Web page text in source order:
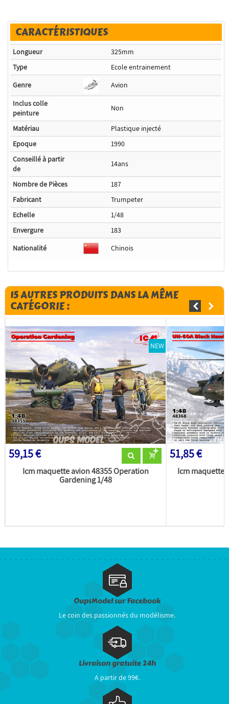
CARACTÉRISTIQUES
Longueur
325mm
Type
Ecole entrainement
Genre
Avion
Inclus colle
peinture
Non
Matériau
Plastique injecté
Epoque
1990
Conseillé à partir
de
14ans
Nombre de Pièces
187
Fabricant
Trumpeter
Echelle
1/48
Envergure
183
Nationalité
Chinois
15 AUTRES PRODUITS DANS LA MÊME
CATÉGORIE :
NEW
59,15 €
Icm maquette avion 48355 Operation
Gardening 1/48
51,85 €
Icm maquette
OupsModel sur Facebook
Le coin des passionnés du modélisme.
Livraison gratuite 24h
A partir de 99€.